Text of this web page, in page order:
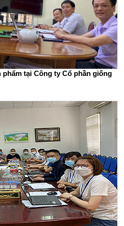
tại Công ty Cổ phần giống